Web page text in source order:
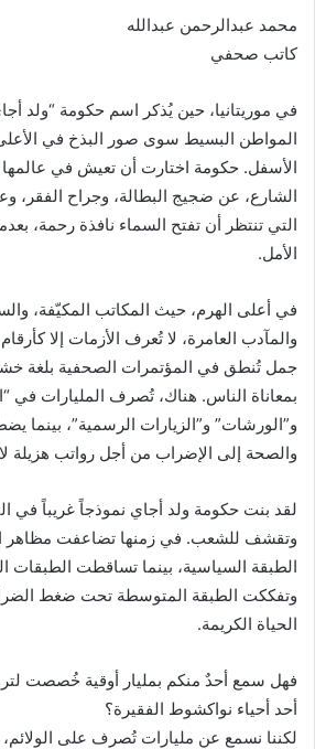
محمد عبدالرحمن عبدالله
كاتب صحفي
في موريتانيا، حين يُذكر اسم حكومة “ولد
المواطن البسيط سوى صور البذخ في
الأسفل. حكومة اختارت أن تعيش في
الشارع، عن ضجيج البطالة، وجراح الفقر،
التي تنتظر أن تفتح السماء نافذة رحمة،
الأمل.
في أعلى الهرم، حيث المكاتب المكيّفة،
والمآدب العامرة، لا تُعرف الأزمات إلا
جمل تُنطق في المؤتمرات الصحفية بلغة
بمعاناة الناس. هناك، تُصرف المليارات في
و”الورشات” و”الزيارات الرسمية”، بينما
والصحة إلى الإضراب من أجل رواتب هزيلة
لقد بنت حكومة ولد أجاي نموذجاً غريباً في
وتقشف للشعب. في زمنها تضاعفت مظاهر
الطبقة السياسية، بينما تساقطت الطبقات
وتفككت الطبقة المتوسطة تحت ضغط
الحياة الكريمة.
فهل سمع أحدٌ منكم بمليار أوقية خُصصت
أحد أحياء نواكشوط الفقيرة؟
لكننا نسمع عن مليارات تُصرف على الولائم،